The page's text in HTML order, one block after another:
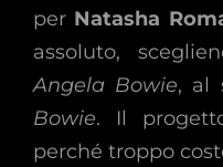
per Natasha
assoluto,
Angela Bowie, al
Bowie. Il
perché troppo